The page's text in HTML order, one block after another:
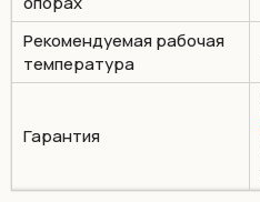
Рекомендуемая рабочая
температура
Гарантия